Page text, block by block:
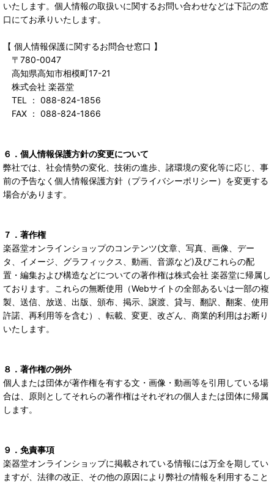
いたします。個人情報の取扱いに関するお問い合わせなどは下記の窓
口にてお承りいたします。
【 個人情報保護に関するお問合せ窓口 】
〒780-0047
高知県高知市相模町17-21
株式会社 楽器堂
TEL ： 088-824-1856
FAX ： 088-824-1866
６．個人情報保護方針の変更について
弊社では、社会情勢の変化、技術の進歩、諸環境の変化等に応じ、事
前の予告なく個人情報保護方針（プライバシーポリシー）を変更する
場合があります。
７．著作権
楽器堂オンラインショップのコンテンツ(文章、写真、画像、デー
タ、イメージ、グラフィックス、動画、音源など)及びこれらの配
置・編集および構造などについての著作権は株式会社 楽器堂に帰属し
ております。これらの無断使用（Webサイトの全部あるいは一部の複
製、送信、放送、出版、頒布、掲示、譲渡、貸与、翻訳、翻案、使用
許諾、再利用等を含む）、転載、変更、改ざん、商業的利用はお断り
いたします。
８．著作権の例外
個人または団体が著作権を有する文・画像・動画等を引用している場
合は、原則としてそれらの著作権はそれぞれの個人または団体に帰属
します。
９．免責事項
楽器堂オンラインショップに掲載されている情報には万全を期してい
ますが、法律の改正、その他の原因により弊社の情報を利用すること